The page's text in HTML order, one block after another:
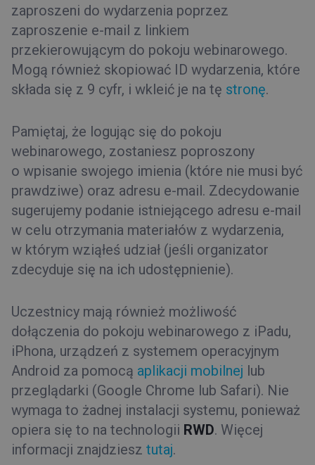
zaproszeni do wydarzenia poprzez
zaproszenie e-mail z linkiem
przekierowującym do pokoju webinarowego.
Mogą również skopiować ID wydarzenia, które
składa się z 9 cyfr, i wkleić je na tę stronę.
Pamiętaj, że logując się do pokoju
webinarowego, zostaniesz poproszony
o wpisanie swojego imienia (które nie musi być
prawdziwe) oraz adresu e-mail. Zdecydowanie
sugerujemy podanie istniejącego adresu e-mail
w celu otrzymania materiałów z wydarzenia,
w którym wziąłeś udział (jeśli organizator
zdecyduje się na ich udostępnienie).
Uczestnicy mają również możliwość
dołączenia do pokoju webinarowego z iPadu,
iPhona, urządzeń z systemem operacyjnym
Android za pomocą aplikacji mobilnej lub
przeglądarki (Google Chrome lub Safari). Nie
wymaga to żadnej instalacji systemu, ponieważ
opiera się to na technologii RWD. Więcej
informacji znajdziesz tutaj.